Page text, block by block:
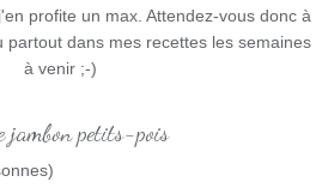
profite un max. Attendez-vous donc à
partout dans mes recettes les semaines
à venir ;-)